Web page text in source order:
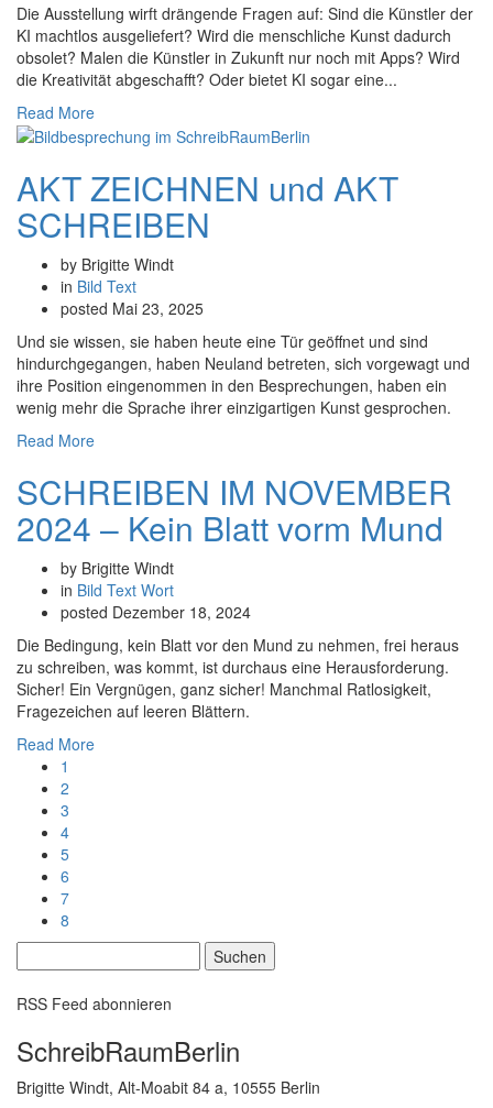
Die Ausstellung wirft drängende Fragen auf: Sind die Künstler der
KI machtlos ausgeliefert? Wird die menschliche Kunst dadurch
obsolet? Malen die Künstler in Zukunft nur noch mit Apps? Wird
die Kreativität abgeschafft? Oder bietet KI sogar eine...
Read More
AKT ZEICHNEN und AKT
SCHREIBEN
by Brigitte Windt
in Bild Text
posted Mai 23, 2025
Und sie wissen, sie haben heute eine Tür geöffnet und sind
hindurchgegangen, haben Neuland betreten, sich vorgewagt und
ihre Position eingenommen in den Besprechungen, haben ein
wenig mehr die Sprache ihrer einzigartigen Kunst gesprochen.
Read More
SCHREIBEN IM NOVEMBER
2024 – Kein Blatt vorm Mund
by Brigitte Windt
in Bild Text Wort
posted Dezember 18, 2024
Die Bedingung, kein Blatt vor den Mund zu nehmen, frei heraus
zu schreiben, was kommt, ist durchaus eine Herausforderung.
Sicher! Ein Vergnügen, ganz sicher! Manchmal Ratlosigkeit,
Fragezeichen auf leeren Blättern.
Read More
1
2
3
4
5
6
7
8
nach:
RSS Feed abonnieren
SchreibRaumBerlin
Brigitte Windt, Alt-Moabit 84 a, 10555 Berlin